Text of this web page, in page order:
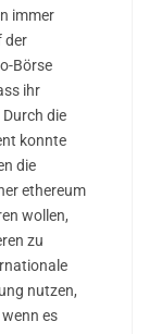
immer
der
Börse
ihr
die
konnte
die
ethereum
wollen,
zu
nutzen,
es